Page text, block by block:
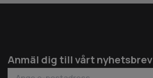
Anmäl dig till vårt nyhetsbrev